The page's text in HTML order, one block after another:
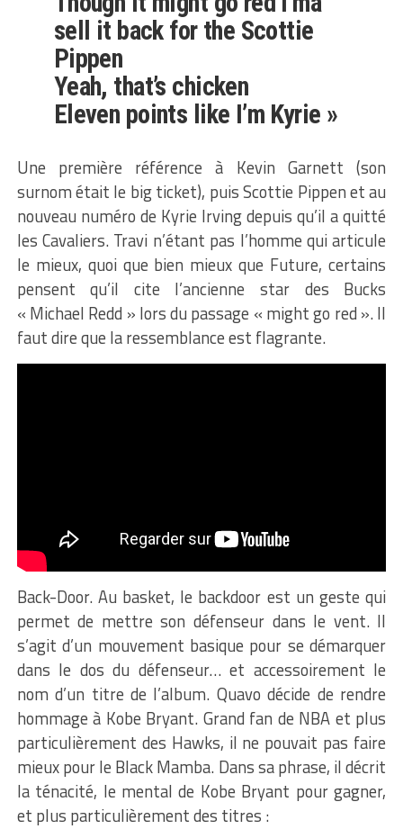
sell it back for the Scottie
Pippen
Yeah, that’s chicken
Eleven points like I’m Kyrie »
Une première référence à Kevin Garnett (son
surnom était le big ticket), puis Scottie Pippen et au
nouveau numéro de Kyrie Irving depuis qu’il a quitté
les Cavaliers. Travi n’étant pas l’homme qui articule
le mieux, quoi que bien mieux que Future, certains
pensent qu’il cite l’ancienne star des Bucks
« Michael Redd » lors du passage « might go red ». Il
faut dire que la ressemblance est flagrante.
Back-Door. Au basket, le backdoor est un geste qui
permet de mettre son défenseur dans le vent. Il
s’agit d’un mouvement basique pour se démarquer
dans le dos du défenseur… et accessoirement le
nom d’un titre de l’album. Quavo décide de rendre
hommage à Kobe Bryant. Grand fan de NBA et plus
particulièrement des Hawks, il ne pouvait pas faire
mieux pour le Black Mamba. Dans sa phrase, il décrit
la ténacité, le mental de Kobe Bryant pour gagner,
et plus particulièrement des titres :